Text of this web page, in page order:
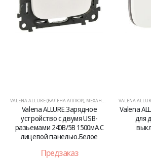
ALLURE (ВАЛЕНА АЛЛЮР),МЕХАНИЗМЫ
Valena ALLURE.Зарядное
устройство с двумя USB-
240В/5В 1500мА.С
лицевой панелью.Белое
Предзаказ
VALENA ALLURE
Valena
для